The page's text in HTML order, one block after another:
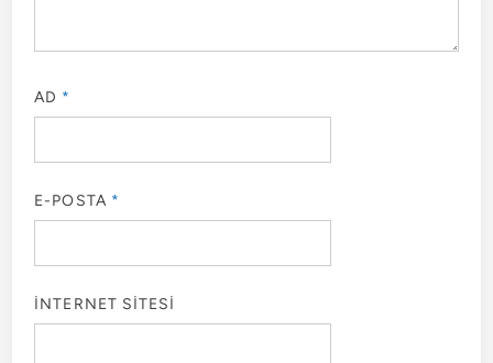
AD *
E-POSTA *
İNTERNET SITESI